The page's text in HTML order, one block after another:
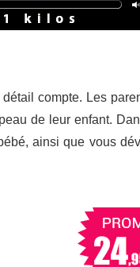
compte. Les
de leur enfant.
ainsi que vous